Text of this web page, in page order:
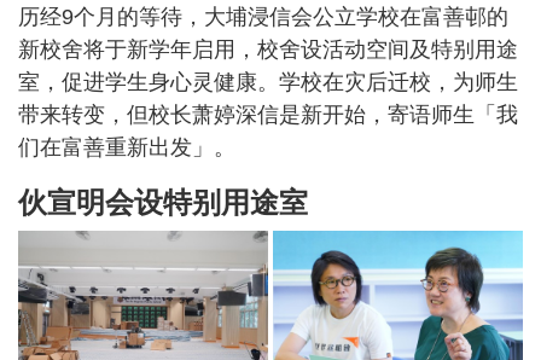
历经9个月的等待，大埔浸信会公立学校在富善邨的
新校舍将于新学年启用，校舍设活动空间及特别用途
室，促进学生身心灵健康。学校在灾后迁校，为师生
带来转变，但校长萧婷深信是新开始，寄语师生「我
们在富善重新出发」。
伙宣明会设特别用途室